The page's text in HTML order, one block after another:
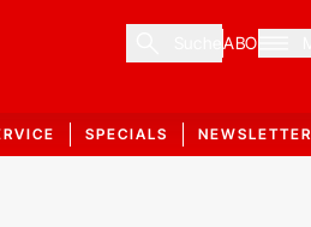
ABO
SPECIALS NEWSLETTER